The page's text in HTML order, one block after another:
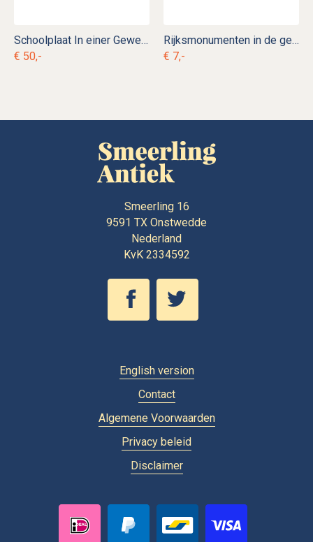
Schoolplaat In einer Gewehrmanufaktur
€ 50,-
Rijksmonumenten in de gemeente Loppersum
€ 7,-
Smeerling 16
9591 TX Onstwedde
Nederland
KvK 2334592
English version
Contact
Algemene Voorwaarden
Privacy beleid
Disclaimer